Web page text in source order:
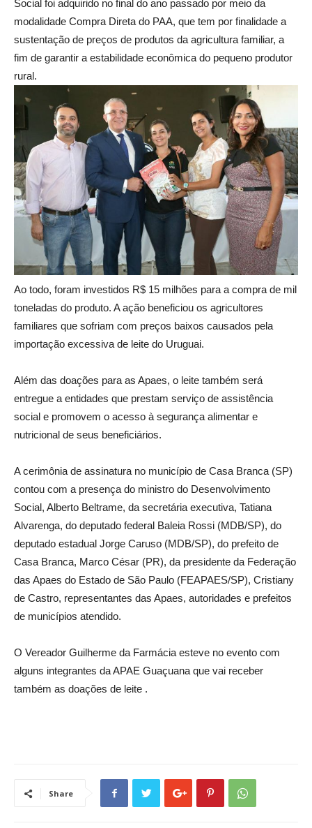
Social foi adquirido no final do ano passado por meio da
modalidade Compra Direta do PAA, que tem por finalidade a
sustentação de preços de produtos da agricultura familiar, a
fim de garantir a estabilidade econômica do pequeno produtor
rural.
Ao todo, foram investidos R$ 15 milhões para a compra de mil
toneladas do produto. A ação beneficiou os agricultores
familiares que sofriam com preços baixos causados pela
importação excessiva de leite do Uruguai.
Além das doações para as Apaes, o leite também será
entregue a entidades que prestam serviço de assistência
social e promovem o acesso à segurança alimentar e
nutricional de seus beneficiários.
A cerimônia de assinatura no município de Casa Branca (SP)
contou com a presença do ministro do Desenvolvimento
Social, Alberto Beltrame, da secretária executiva, Tatiana
Alvarenga, do deputado federal Baleia Rossi (MDB/SP), do
deputado estadual Jorge Caruso (MDB/SP), do prefeito de
Casa Branca, Marco César (PR), da presidente da Federação
das Apaes do Estado de São Paulo (FEAPAES/SP), Cristiany
de Castro, representantes das Apaes, autoridades e prefeitos
de municípios atendido.
O Vereador Guilherme da Farmácia esteve no evento com
alguns integrantes da APAE Guaçuana que vai receber
também as doações de leite .
Share